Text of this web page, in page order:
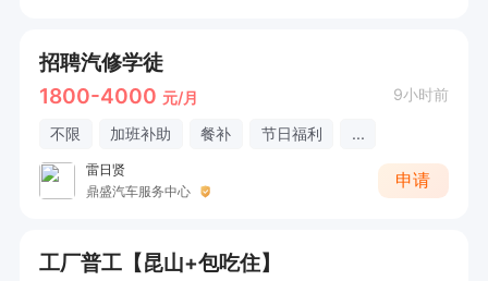
招聘汽修学徒
1800-4000 元/月 9小时前
不限 加班补助 餐补 节日福利 ...
雷日贤
鼎盛汽车服务中心
申请
工厂普工【昆山+包吃住】